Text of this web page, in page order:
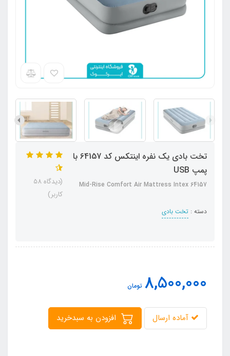
تخت بادی یک نفره اینتکس کد 64157 با
پمپ USB
Mid-Rise Comfort Air Mattress Intex 64157
دسته : تخت بادی
(دیدگاه 58
کاربر)
8,500,000 تومان
آماده ارسال